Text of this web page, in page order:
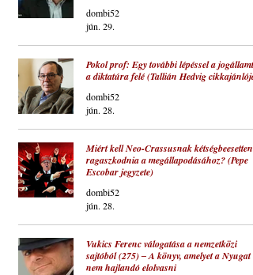
dombi52
jún. 29.
Pokol prof: Egy további lépéssel a
a diktatúra felé (Tallián Hedvig cikkajánlója)
dombi52
jún. 28.
Miért kell Neo-Crassusnak kétségbeesetten
ragaszkodnia a megállapodásához? (Pepe
Escobar jegyzete)
dombi52
jún. 28.
Vukics Ferenc válogatása a nemzetközi
sajtóból (275) ‒ A könyv, amelyet a Nyugat
nem hajlandó elolvasni